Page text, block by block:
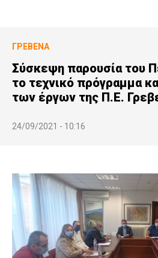
ΓΡΕΒΕΝΆ
Σύσκεψη παρουσία του
το τεχνικό πρόγραμμα
των έργων της Π.Ε.
24/09/2021 - 10:16